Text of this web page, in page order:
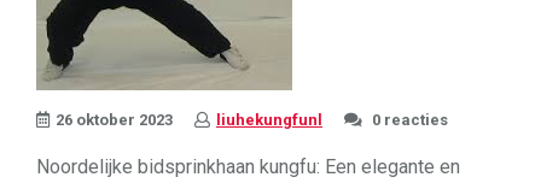
26 oktober 2023 liuhekungfunl 0 reacties
Noordelijke bidsprinkhaan kungfu: Een elegante en